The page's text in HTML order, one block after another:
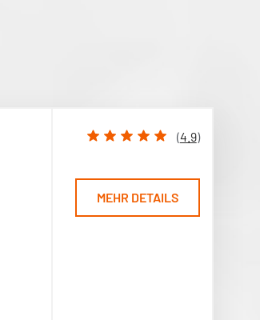
(4.9)
MEHR DETAILS